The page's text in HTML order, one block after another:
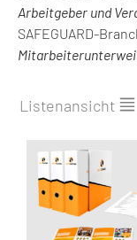
Arbeitgeber und
SAFEGUARD-
Listenansicht